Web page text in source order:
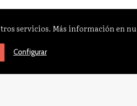
servicios. Más información en
Configurar